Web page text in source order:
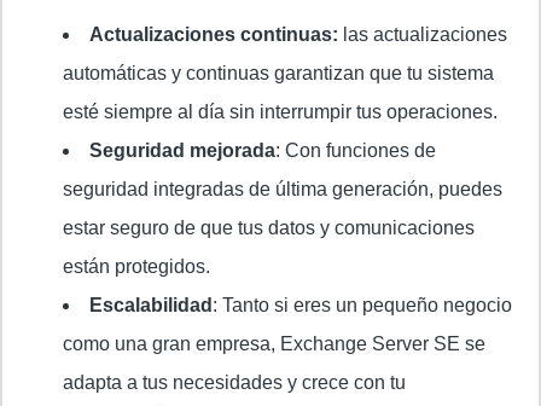
Actualizaciones continuas: las actualizaciones
automáticas y continuas garantizan que tu sistema
esté siempre al día sin interrumpir tus operaciones.
Seguridad mejorada: Con funciones de
seguridad integradas de última generación, puedes
estar seguro de que tus datos y comunicaciones
están protegidos.
Escalabilidad : Tanto si eres un pequeño negocio
como una gran empresa, Exchange Server SE se
adapta a tus necesidades y crece con tu